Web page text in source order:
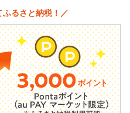
るさと納税！／